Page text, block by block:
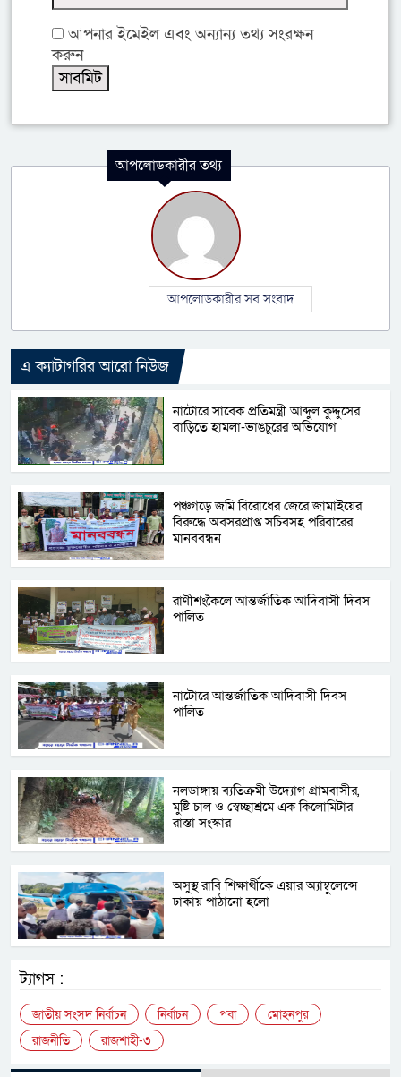
আপনার ইমেইল এবং অন্যান্য তথ্য সংরক্ষন
করুন
আপলোডকারীর তথ্য
আপলোডকারীর সব সংবাদ
এ ক্যাটাগরির আরো নিউজ
নাটোরে সাবেক প্রতিমন্ত্রী আব্দুল কুদ্দুসের
বাড়িতে হামলা-ভাঙচুরের অভিযোগ
পঞ্চগড়ে জমি বিরোধের জেরে জামাইয়ের
বিরুদ্ধে অবসরপ্রাপ্ত সচিবসহ পরিবারের
মানববন্ধন
রাণীশংকৈলে আন্তর্জাতিক আদিবাসী দিবস
পালিত
নাটোরে আন্তর্জাতিক আদিবাসী দিবস
পালিত
নলডাঙ্গায় ব্যতিক্রমী উদ্যোগ গ্রামবাসীর,
মুষ্টি চাল ও স্বেচ্ছাশ্রমে এক কিলোমিটার
রাস্তা সংস্কার
অসুস্থ রাবি শিক্ষার্থীকে এয়ার অ্যাম্বুলেন্সে
ঢাকায় পাঠানো হলো
ট্যাগস :
জাতীয় সংসদ নির্বাচন নির্বাচন পবা
মোহনপুর
রাজনীতি
রাজশাহী-৩